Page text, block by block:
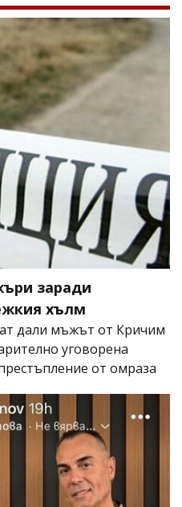
заради
хълм
дали мъжът от Кричим
уговорена
от омраза